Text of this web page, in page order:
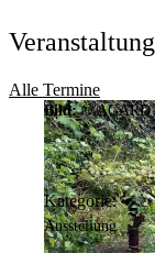
Alle Termine
Bild: © AGARD
Kategorie:
Ausstellung